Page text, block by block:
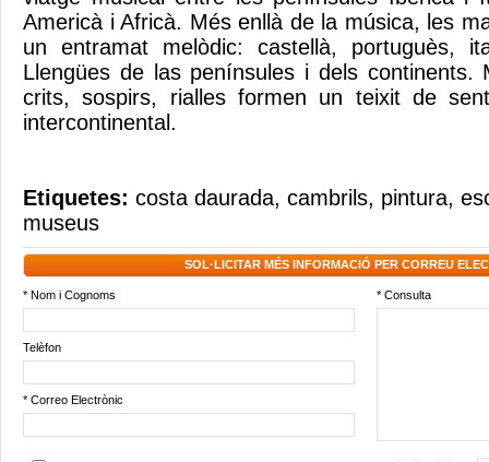
Americà i Africà. Més enllà de la música, les
un entramat melòdic: castellà, portuguès,
Llengües de las penínsules i dels continents.
crits, sospirs, rialles formen un teixit de
intercontinental.
Etiquetes: costa daurada, cambrils, pintura,
museus
SOL·LICITAR MÉS INFORMACIÓ PER CORREU
* Nom i Cognoms * Consulta
Telèfon
* Correo Electrònic